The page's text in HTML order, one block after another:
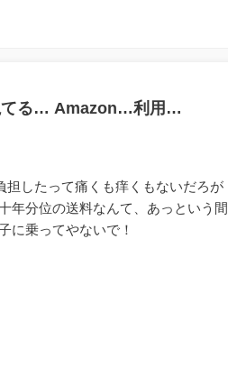
てる… Amazon…利用…
したって痛くも痒くもないだろが
年分位の送料なんて、あっという間
に乗ってやないで！